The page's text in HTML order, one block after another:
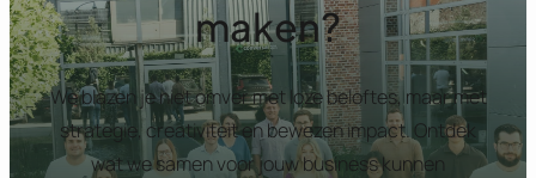
maken?
We blazen je niet omver met loze beloftes, maar met
strategie, creativiteit en bewezen impact. Ontdek
wat we samen voor jouw business kunnen